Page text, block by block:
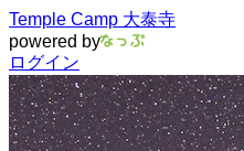
Temple Camp 大泰寺
powered by
ログイン